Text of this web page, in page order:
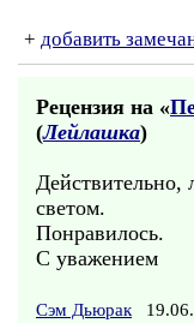
+ добавить
Рецензия на «
(Лейлашка)
Действительно,
светом.
Понравилось.
С уважением
Сэм Дьюрак